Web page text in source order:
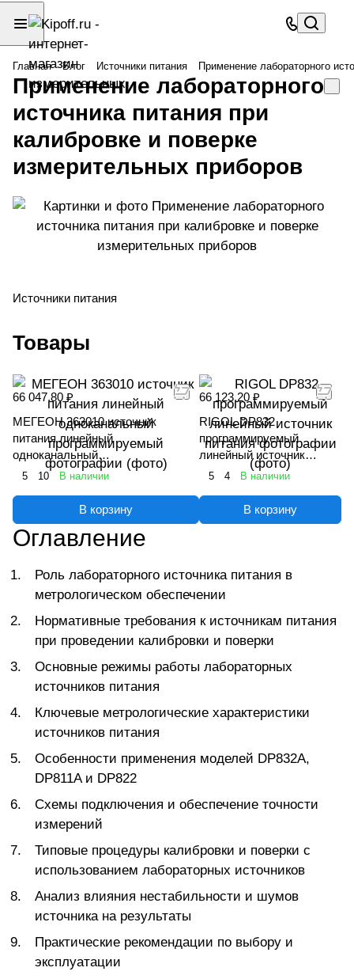
Главная Блог Источники питания Применение лабораторного
Применение лабораторного
источника питания при
калибровке и поверке
измерительных приборов
Источники питания
Товары
66 047.80 ₽
МЕГЕОН 363010 источник
питания линейный
одноканальный
программируемый
5 10 В наличии
В корзину
66 123.20 ₽
RIGOL DP832
программируемый
линейный источник
питания
5 4 В наличии
В корзину
Оглавление
Роль лабораторного источника питания в
метрологическом обеспечении
Нормативные требования к источникам питания
при проведении калибровки и поверки
Основные режимы работы лабораторных
источников питания
Ключевые метрологические характеристики
источников питания
Особенности применения моделей DP832A,
DP811A и DP822
Схемы подключения и обеспечение точности
измерений
Типовые процедуры калибровки и поверки с
использованием лабораторных источников
Анализ влияния нестабильности и шумов
источника на результаты
Практические рекомендации по выбору и
эксплуатации